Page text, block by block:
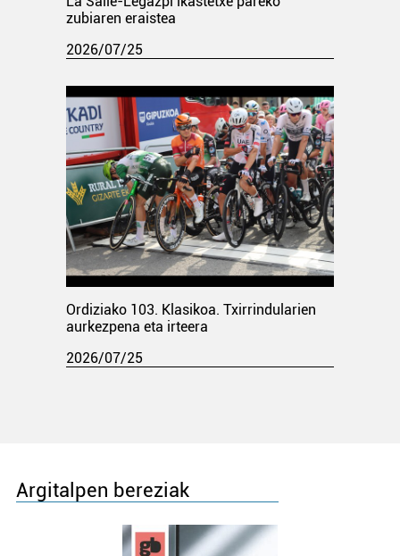
zubiaren eraistea
2026/07/25
Ordiziako 103. Klasikoa. Txirrindularien
aurkezpena eta irteera
2026/07/25
Argitalpen bereziak